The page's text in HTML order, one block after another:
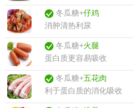
冬瓜糖+仔鸡
消肿清热利尿
冬瓜糖+火腿
蛋白质更容易吸收
冬瓜糖+五花肉
利于蛋白质的消化吸收